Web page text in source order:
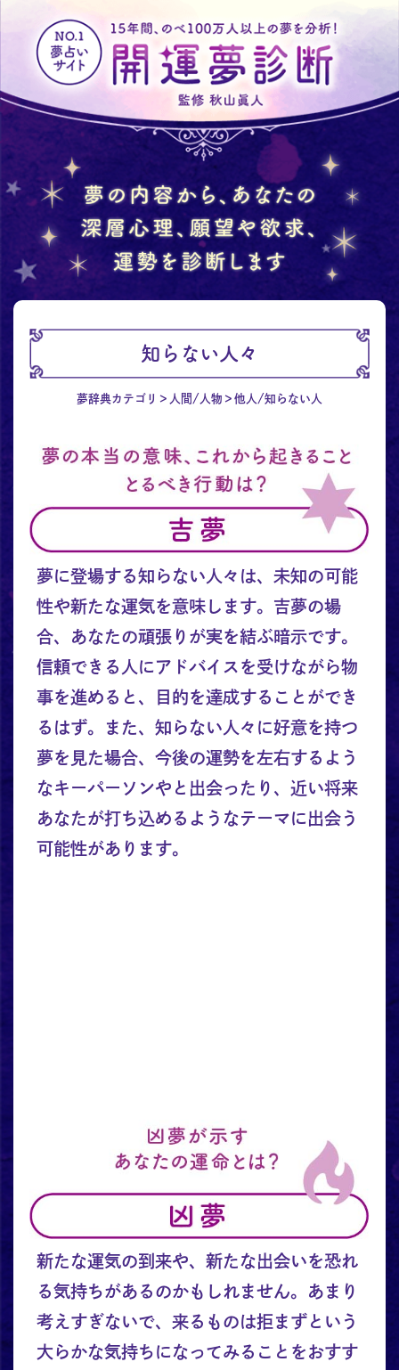
知らない人々
夢辞典カテゴリ 人間/人物 他人/知らない人
夢に登場する知らない人々は、未知の可能
性や新たな運気を意味します。吉夢の場
合、あなたの頑張りが実を結ぶ暗示です。
信頼できる人にアドバイスを受けながら物
事を進めると、目的を達成することができ
るはず。また、知らない人々に好意を持つ
夢を見た場合、今後の運勢を左右するよう
なキーパーソンやと出会ったり、近い将来
あなたが打ち込めるようなテーマに出会う
可能性があります。
新たな運気の到来や、新たな出会いを恐れ
る気持ちがあるのかもしれません。あまり
考えすぎないで、来るものは拒まずという
大らかな気持ちになってみることをおすす